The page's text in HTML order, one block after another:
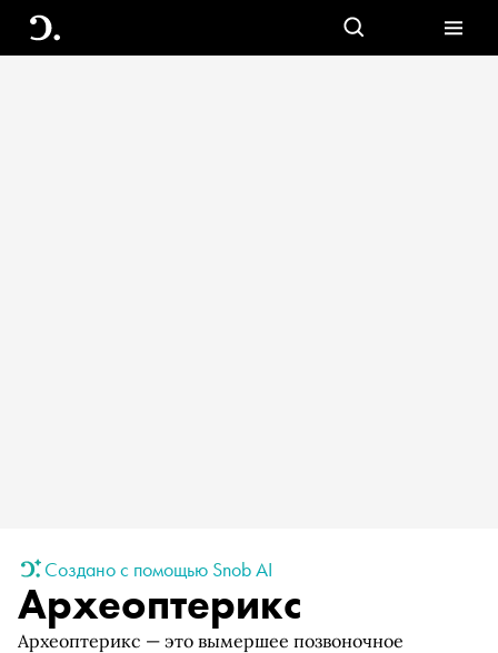
Создано с помощью Snob AI
Археоптерикс
Археоптерикс — это вымершее позвоночное